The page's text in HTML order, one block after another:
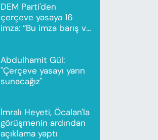
DEM Parti'den
çerçeve yasaya 16
imza: “Bu imza barış ve
Abdulhamit Gül:
"Çerçeve yasayı yarın
sunacağız"
İmralı Heyeti, Öcalan'la
görüşmenin ardından
açıklama yaptı